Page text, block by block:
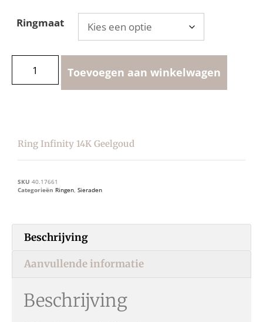
Ringmaat
Toevoegen aan winkelwagen
Ring Infinity 14K Geelgoud
SKU 40.17661
Categorieën Ringen, Sieraden
Beschrijving
Aanvullende informatie
Beschrijving